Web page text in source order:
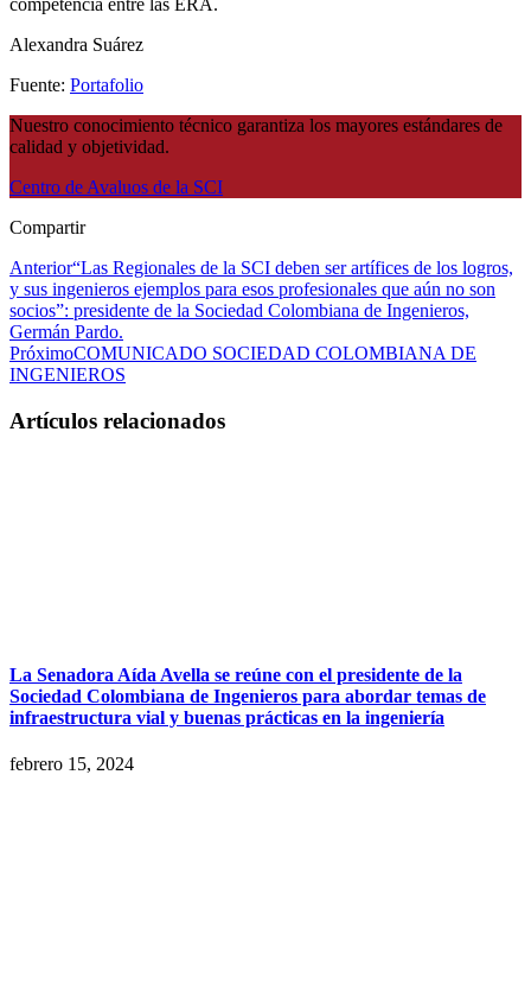
Alexandra Suárez
Fuente: Portafolio
Nuestro conocimiento técnico garantiza los mayores estándares de
calidad y objetividad.
Centro de Avaluos de la SCI
Compartir
Anterior“Las Regionales de la SCI deben ser artífices de los logros,
y sus ingenieros ejemplos para esos profesionales que aún no son
socios”: presidente de la Sociedad Colombiana de Ingenieros,
Germán Pardo.
PróximoCOMUNICADO SOCIEDAD COLOMBIANA DE
INGENIEROS
Artículos relacionados
La Senadora Aída Avella se reúne con el presidente de la
Sociedad Colombiana de Ingenieros para abordar temas de
infraestructura vial y buenas prácticas en la ingeniería
febrero 15, 2024